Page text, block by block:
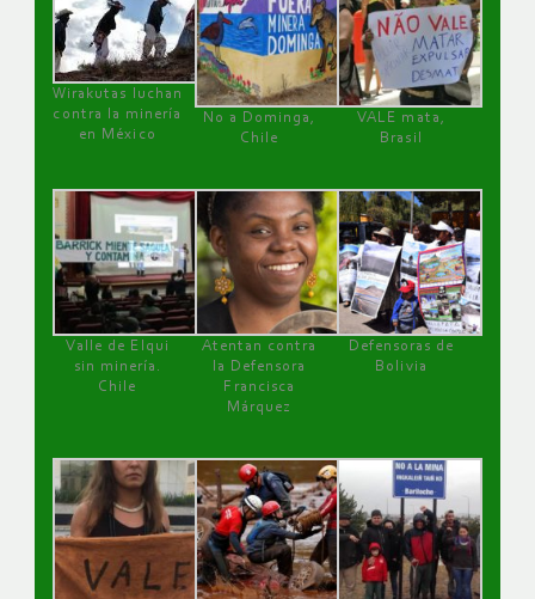
Wirakutas luchan
contra la minería
en México
No a Dominga,
Chile
VALE mata,
Brasil
Valle de Elqui
sin minería.
Chile
Atentan contra
la Defensora
Francisca
Márquez
Defensoras de
Bolivia